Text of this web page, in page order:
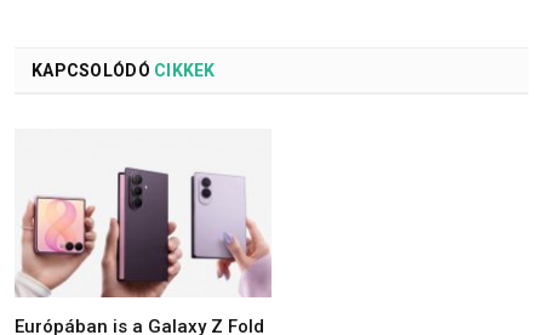
KAPCSOLÓDÓ CIKKEK
Európában is a Galaxy Z Fold